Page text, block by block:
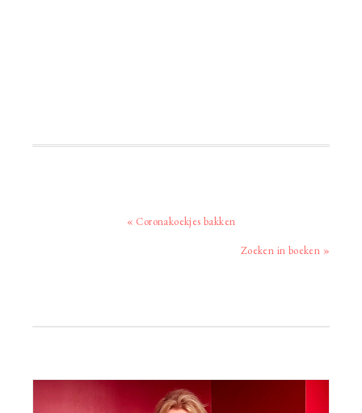
Vorig
« Coronakoekjes bakken
Volgend
Zoeken in boeken »